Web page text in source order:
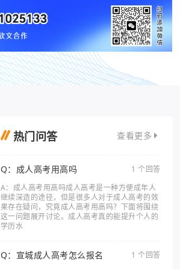
热门问答 查看更多
Q：成人高考用高吗
1 个回答
A：成人高考用高吗成人高考是一种方便成年人
继续深造的途径，但是很多人对于成人高考的效
果存在疑问，究竟成人高考用高吗？下面将围绕
这一问题展开讨论。成人高考真的能提升个人的
学历水
Q：宣城成人高考怎么报名
1 个回答